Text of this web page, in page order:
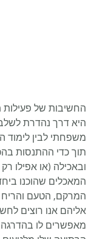
החשיבות של
היא דרך נהדרת לשלב
משפחתי לבין לימוד
תוך כדי ההתנסות
ובאכילה (או אפילו
המאכלים שהוכנו
המרקם, הטעם והריח
אליהם אנו רוצים
מאפשרים לו